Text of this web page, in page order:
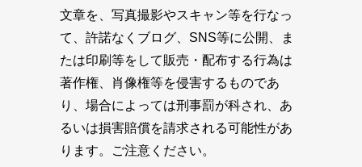
文章を、写真撮影やスキャン等を行なっ
て、許諾なくブログ、SNS等に公開、ま
たは印刷等をして販売・配布する行為は
著作権、肖像権等を侵害するものであ
り、場合によっては刑事罰が科され、あ
るいは損害賠償を請求される可能性があ
ります。ご注意ください。